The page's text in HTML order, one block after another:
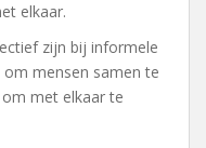
elkaar.
zijn bij informele
mensen samen te
met elkaar te